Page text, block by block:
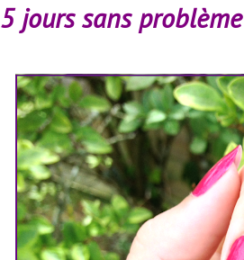
5 jours sans problème